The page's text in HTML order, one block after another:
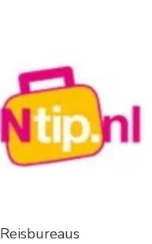
Reisbureaus